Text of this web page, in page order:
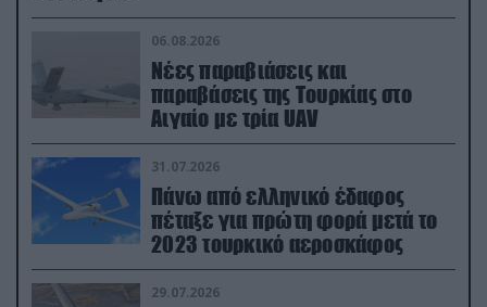
06.08.2026
Νέες παραβιάσεις και
παραβάσεις της Τουρκίας στο
Αιγαίο με τρία UAV
31.07.2026
Πάνω από ελληνικό έδαφος
πέταξε για πρώτη φορά μετά το
2023 τουρκικό αεροσκάφος
29.07.2026